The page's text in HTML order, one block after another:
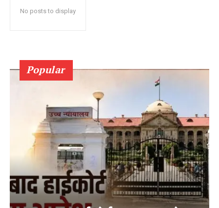
No posts to display
Popular